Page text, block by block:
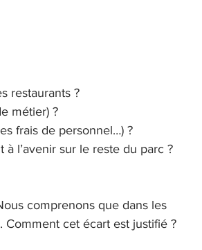
restaurants ?
métier) ?
frais de personnel…) ?
l’avenir sur le reste du parc ?
comprenons que dans les
Comment cet écart est justifié ?